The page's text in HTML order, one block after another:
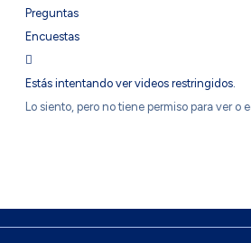
Preguntas
Encuestas
Estás intentando ver videos restringidos.
Lo siento, pero no tiene permiso para ver o